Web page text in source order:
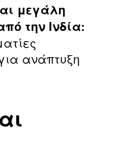
μεγάλη
την Ινδία:
ανάπτυξη